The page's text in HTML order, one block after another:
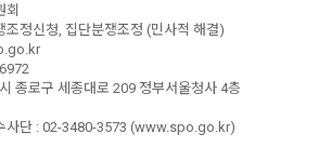
회
조정신청, 집단분쟁조정 (민사적 해결)
종로구 세종대로 209 정부서울청사 4층
사단 : 02-3480-3573 (www.spo.go.kr)